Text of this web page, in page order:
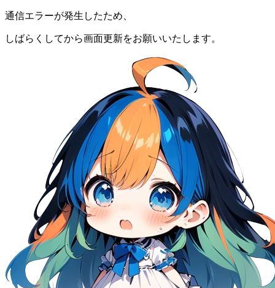
通信エラーが発生したため、
しばらくしてから画面更新をお願いいたします。